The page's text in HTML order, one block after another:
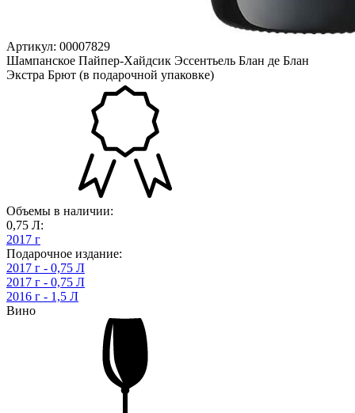
Артикул: 00007829
Шампанское Пайпер-Хайдсик Эссентьель Блан де Блан
Экстра Брют (в подарочной упаковке)
Объемы в наличии:
0,75 Л:
2017 г
Подарочное издание:
2017 г - 0,75 Л
2017 г - 0,75 Л
2016 г - 1,5 Л
Вино